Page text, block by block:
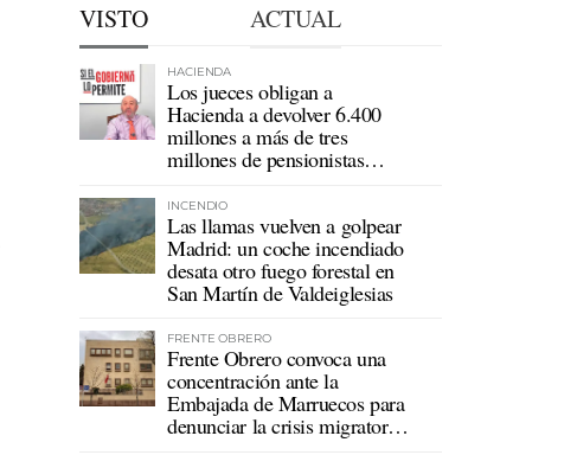
VISTO ACTUAL
HACIENDA
Los jueces obligan a
Hacienda a devolver 6.400
millones a más de tres
millones de pensionistas
INCENDIO
Las llamas vuelven a golpear
Madrid: un coche incendiado
desata otro fuego forestal en
San Martín de Valdeiglesias
FRENTE OBRERO
Frente Obrero convoca una
concentración ante la
Embajada de Marruecos para
denunciar la crisis migratoria